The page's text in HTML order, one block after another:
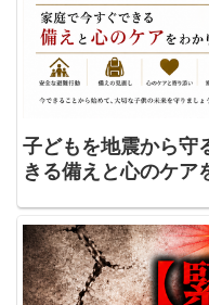
子どもを地震から守
きる備えと心のケア